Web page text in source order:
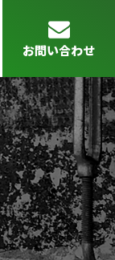
お問い合わせ